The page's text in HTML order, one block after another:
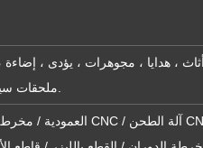
، هدايا ، مجوهرات ، يؤدى ، إضاءة